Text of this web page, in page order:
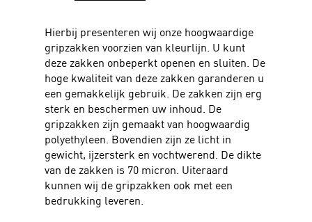
Hierbij presenteren wij onze hoogwaardige
gripzakken voorzien van kleurlijn. U kunt
deze zakken onbeperkt openen en sluiten. De
hoge kwaliteit van deze zakken garanderen u
een gemakkelijk gebruik. De zakken zijn erg
sterk en beschermen uw inhoud. De
gripzakken zijn gemaakt van hoogwaardig
polyethyleen. Bovendien zijn ze licht in
gewicht, ijzersterk en vochtwerend. De dikte
van de zakken is 70 micron. Uiteraard
kunnen wij de gripzakken ook met een
bedrukking leveren.